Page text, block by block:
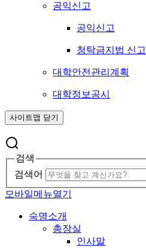
공익신고
공익신고
청탁금지법 신고
대학안전관리계획
대학정보공시
사이트맵 닫기
검색
검색어
모바일메뉴열기
숙명소개
총장실
인사말